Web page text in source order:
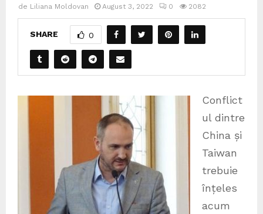
de Liliana Moldovan August 3, 2022 0 2082
SHARE 0
Conflict
ul dintre
China și
Taiwan
trebuie
înțeles
acum